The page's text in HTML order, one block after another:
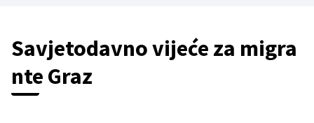
Savjetodavno vijeće za migra
nte Graz